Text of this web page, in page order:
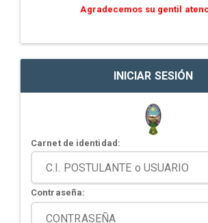
Agradecemos su gentil
INICIAR SESIÓN
Carnet de identidad:
Contraseña: